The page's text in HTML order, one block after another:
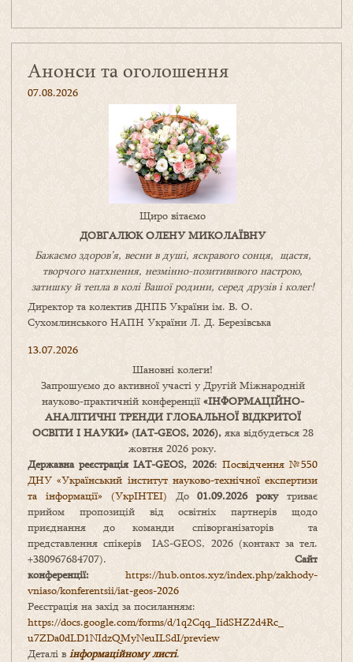
Анонси та оголошення
07.08.2026
Щиро вітаємо
ДОВГАЛЮК ОЛЕНУ МИКОЛАЇВНУ
Бажаємо здоров’я, весни в душі, яскравого сонця, щастя,
творчого натхнення, незмінно-позитивнвого настрою,
затишкуйтепла в коліВашоїродини, серед друзів і колег!
Директор та колектив ДНПБ України ім. В. О.
Сухомлинського НАПН України Л. Д. Березівська
13.07.2026
Шановні колеги!
Запрошуємо до активної участі у Другій Міжнародній
науково-практичній конференції «ІНФОРМАЦІЙНО-
АНАЛІТИЧНІ ТРЕНДИ ГЛОБАЛЬНОЇ ВІДКРИТОЇ
ОСВІТИ І НАУКИ» (IAT-GEOS, 2026),яка відбудеться 28
жовтня 2026 року.
Державна реєстрація IAT-GEOS, 2026: Посвідчення №550
ДНУ «Український інститут науково-технічної експертизи
та інформації» (УкрІНТЕІ) До01.09.2026 рокутриває
прийом пропозицій від освітніх партнерів щодо
приєднання до команди співорганізаторів та
представлення спікерів IAS-GEOS, 2026 (контакт за тел.
+380967684707). Сайт
конференції: https://hub.ontos.xyz/index.php/zakhody-
vniaso/konferentsii/iat-geos-2026
Реєстрація на захід за посиланням:
https://docs.google.com/forms/d/1q2Cqq_IidSHZ2d4Rc_
u7ZDa0dLD1NIdzQMyNeuILSdI/preview
Деталі в інформаційному листі.